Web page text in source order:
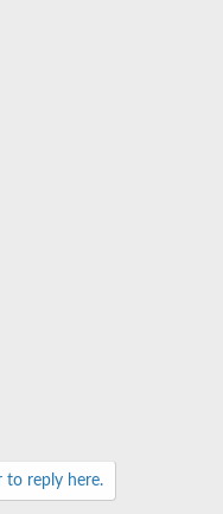
to reply here.